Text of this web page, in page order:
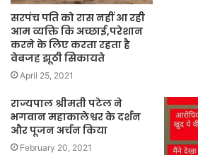
सरपंच पति को रास नहीं आ रही
आम व्यक्ति कि अच्छाई,परेशान
करने के लिए करता रहता है
वेबजह झूठी सिकायते
April 25, 2021
राज्यपाल श्रीमती पटेल ने
भगवान महाकालेश्वर के दर्शन
और पूजन अर्चन किया
February 20, 2021